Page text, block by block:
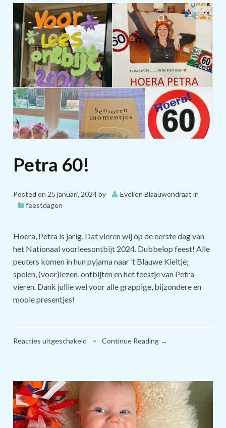
Petra 60!
Posted on 25 januari, 2024by Evelien Blaauwendraat in
feestdagen
Hoera, Petra is jarig. Dat vieren wij op de eerste dag van
het Nationaal voorleesontbijt 2024. Dubbelop feest! Alle
peuters komen in hun pyjama naar ‘t Blauwe Kieltje;
spelen, (voor)lezen, ontbijten en het feestje van Petra
vieren. Dank jullie wel voor alle grappige, bijzondere en
mooie presentjes!
Reacties uitgeschakeldvoor
• Continue Reading →